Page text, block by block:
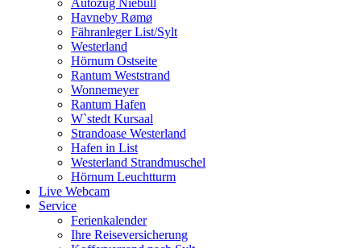
Autozug Niebüll
Havneby Rømø
Fähranleger List/Sylt
Westerland
Hörnum Ostseite
Rantum Weststrand
Wonnemeyer
Rantum Hafen
W`stedt Kursaal
Strandoase Westerland
Hafen in List
Westerland Strandmuschel
Hörnum Leuchtturm
Live Webcam
Service
Ferienkalender
Ihre Reiseversicherung